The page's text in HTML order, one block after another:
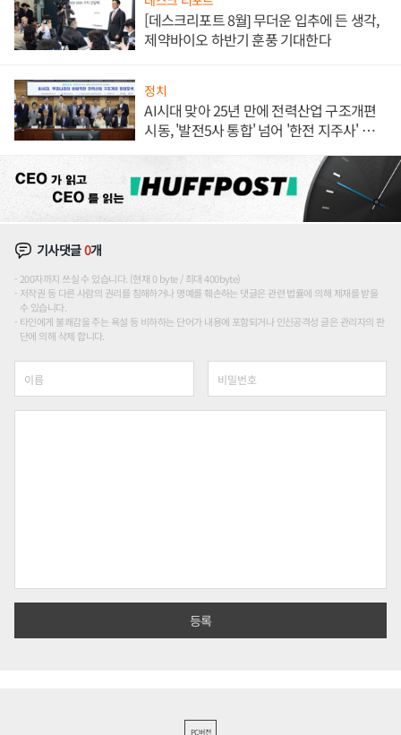
[데스크리포트 8월] 무더운 입추에 든 생각,
제약바이오 하반기 훈풍 기대한다
정치
AI시대 맞아 25년 만에 전력산업 구조개편
시동, '발전5사 통합' 넘어 '한전 지주사' 재편
기사댓글0개
200자까지 쓰실 수 있습니다. (현재 0 byte / 최대 400byte)
저작권 등 다른 사람의 권리를 침해하거나 명예를 훼손하는 댓글은 관련 법률에 의해 제재를 받을
수 있습니다.
타인에게 불쾌감을 주는 욕설 등 비하하는 단어가 내용에 포함되거나 인신공격성 글은 관리자의 판
단에 의해 삭제 합니다.
PC버전